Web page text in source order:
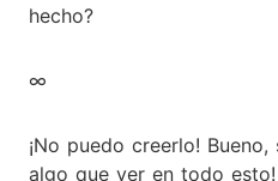
hecho?
∞
¡No puedo creerlo! Bueno,
algo que ver en todo